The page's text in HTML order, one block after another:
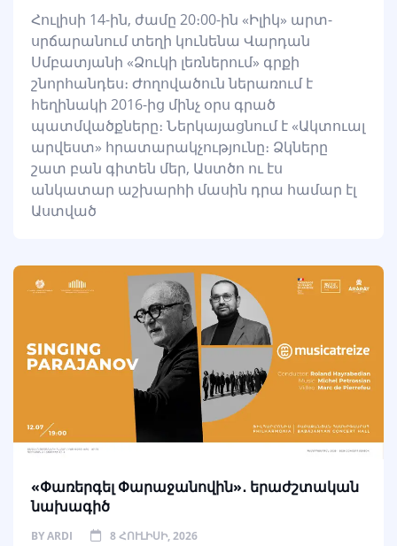
Հուլիսի 14-ին, ժամը 20։00-ին «Իլիկ» արտ-
սրճարանում տեղի կունենա Վարդան
Սմբատյանի «Ձուկի լեռներում» գրքի
շնորհանդես։ Ժողովածուն ներառում է
հեղինակի 2016-ից մինչ օրս գրած
պատմվածքները։ Ներկայացնում է «Ակտուալ
արվեստ» հրատարակչությունը։ Ձկները
շատ բան գիտեն մեր, Աստծո ու էս
անկատար աշխարհի մասին դրա համար էլ
Աստված
«Փառերգել Փարաջանովին»․ երաժշտական
նախագիծ
BYARDI 8 ՀՈՒԼԻՍԻ, 2026